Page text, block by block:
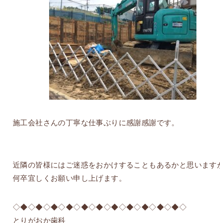
施工会社さんの丁寧な仕事ぶりに感謝感謝です。
近隣の皆様にはご迷惑をおかけすることもあるかと思います
何卒宜しくお願い申し上げます。
◇◆◇◆◇◆◇◆◇◆◇◆◇◆◇◆◇◆◇◆◇◆◇
とりがおか歯科